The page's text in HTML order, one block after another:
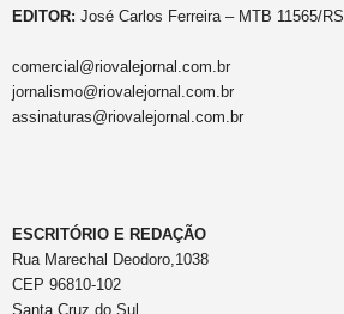
EDITOR: José Carlos Ferreira – MTB 11565/RS
comercial@riovalejornal.com.br
jornalismo@riovalejornal.com.br
assinaturas@riovalejornal.com.br
ESCRITÓRIO E REDAÇÃO
Rua Marechal Deodoro,1038
CEP 96810-102
Santa Cruz do Sul.